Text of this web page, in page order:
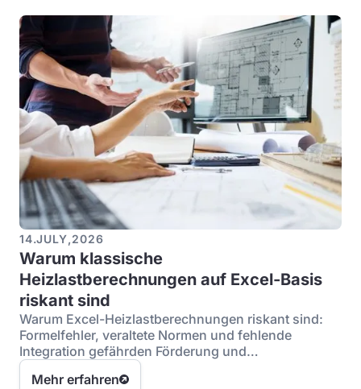
14.JULY,2026
Warum klassische
Heizlastberechnungen auf Excel-Basis
riskant sind
Warum Excel-Heizlastberechnungen riskant sind:
Formelfehler, veraltete Normen und fehlende
Integration gefährden Förderung und
Anlagenauslegung.
Mehr erfahren